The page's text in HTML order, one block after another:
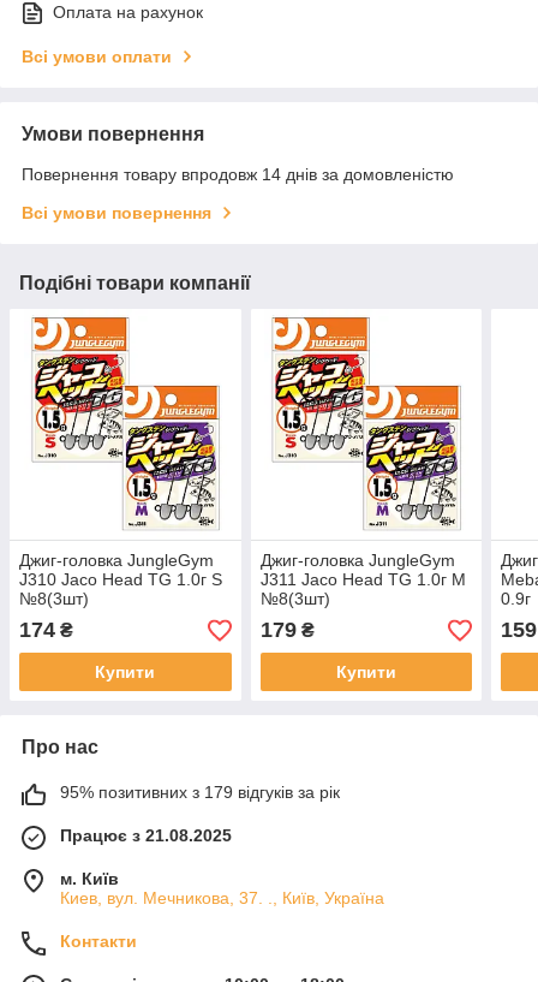
Оплата на рахунок
Всі умови оплати
Умови повернення
Повернення товару впродовж 14 днів за домовленістю
Всі умови повернення
Подібні товари компанії
Джиг-головка JungleGym
J310 Jaco Head TG 1.0г S
№8(3шт)
174 ₴
Купити
Джиг-головка JungleGym
J311 Jaco Head TG 1.0г M
№8(3шт)
179₴
Купити
0.9г
159
Про нас
95% позитивних з 179 відгуків за рік
Працює з 21.08.2025
м. Київ
Киев, вул. Мечникова, 37. ., Київ, Україна
Контакти